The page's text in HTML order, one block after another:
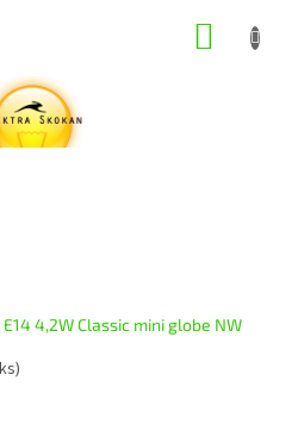
4,2W Classic mini globe NW